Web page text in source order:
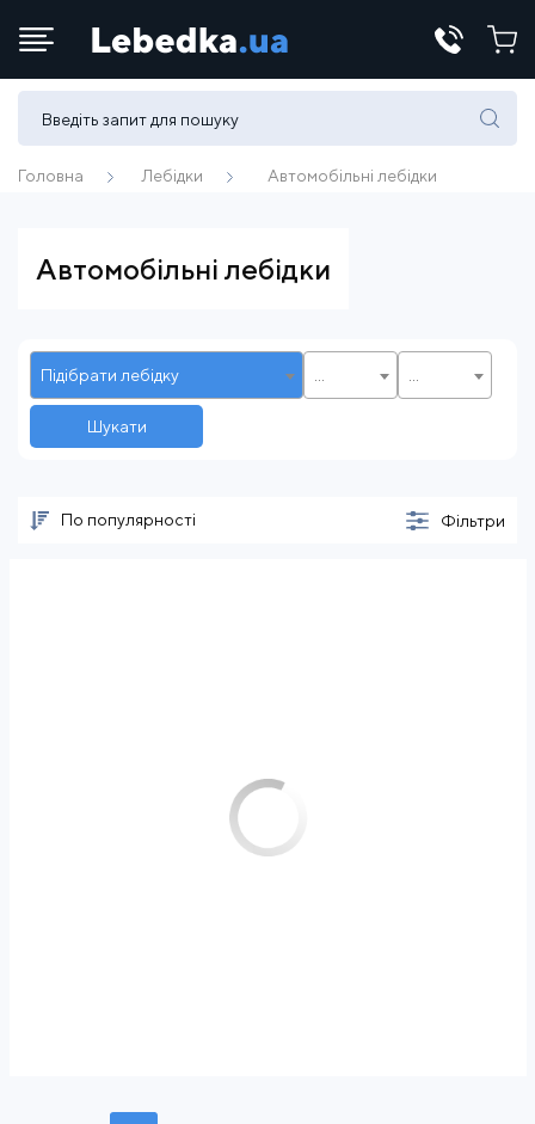
Телефони:
(067) 430 82-15
E-mail:
Головна Лебідки Автомобільні лебідки
Автомобільні лебідки
Підібрати лебідку
Шукати
По популярності Фільтри